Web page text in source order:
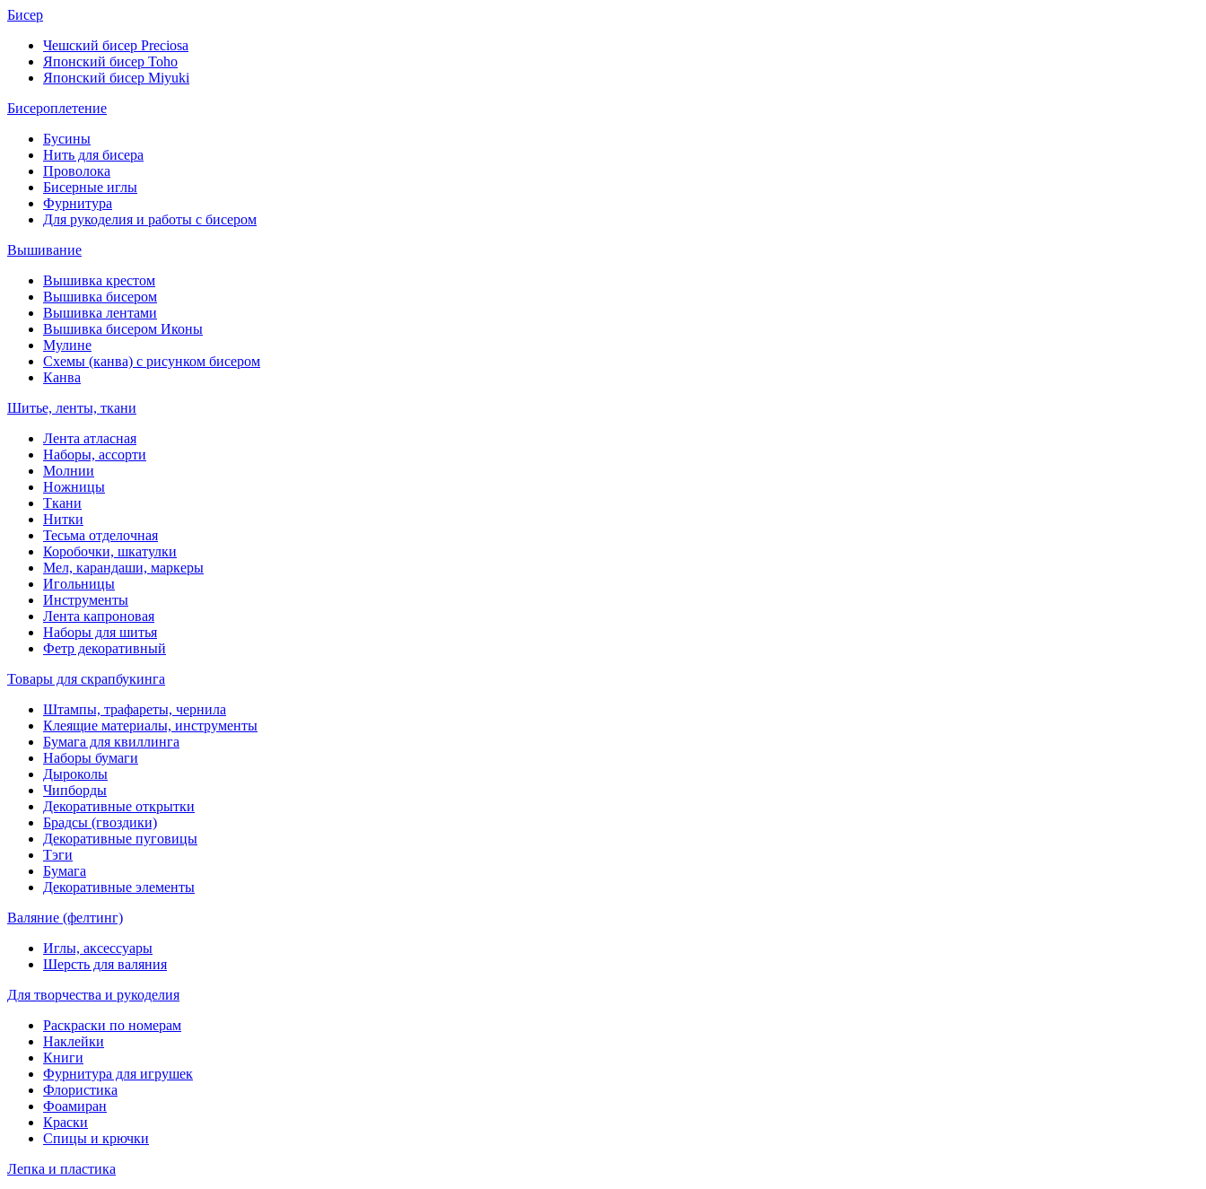
Бисер
Чешский бисер Preciosa
Японский бисер Toho
Японский бисер Miyuki
Бисероплетение
Бусины
Нить для бисера
Проволока
Бисерные иглы
Фурнитура
Для рукоделия и работы с бисером
Вышивание
Вышивка крестом
Вышивка бисером
Вышивка лентами
Вышивка бисером Иконы
Мулине
Схемы (канва) с рисунком бисером
Канва
Шитье, ленты, ткани
Лента атласная
Наборы, ассорти
Молнии
Ножницы
Ткани
Нитки
Тесьма отделочная
Коробочки, шкатулки
Мел, карандаши, маркеры
Игольницы
Инструменты
Лента капроновая
Наборы для шитья
Фетр декоративный
Товары для скрапбукинга
Штампы, трафареты, чернила
Клеящие материалы, инструменты
Бумага для квиллинга
Наборы бумаги
Дыроколы
Чипборды
Декоративные открытки
Брадсы (гвоздики)
Декоративные пуговицы
Тэги
Бумага
Декоративные элементы
Валяние (фелтинг)
Иглы, аксессуары
Шерсть для валяния
Для творчества и рукоделия
Раскраски по номерам
Наклейки
Книги
Фурнитура для игрушек
Флористика
Фоамиран
Краски
Спицы и крючки
Лепка и пластика